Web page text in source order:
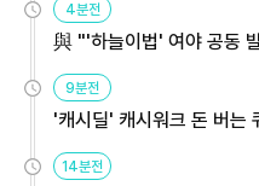
4분전
與 "'하늘이법' 여야 공동
9분전
'캐시딜' 캐시워크 돈 버는
14분전